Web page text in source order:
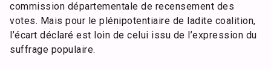
commission départementale de recensement des
votes. Mais pour le plénipotentiaire de ladite coalition,
l’écart déclaré est loin de celui issu de l’expression du
suffrage populaire.